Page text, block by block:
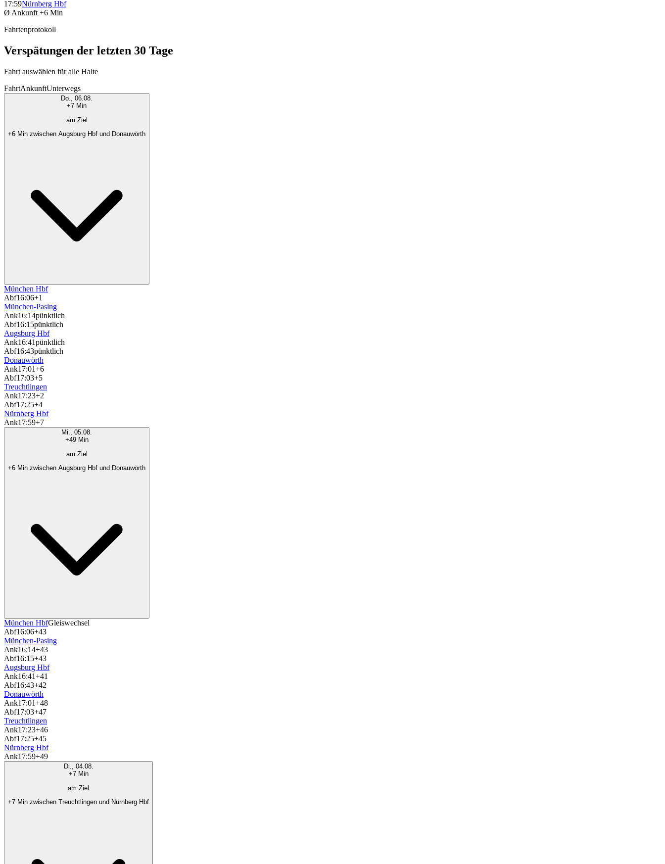
17:59Nürnberg Hbf
Ø Ankunft +6 Min
Fahrtenprotokoll
Verspätungen der letzten 30 Tage
Fahrt auswählen für alle Halte
FahrtAnkunftUnterwegs
Do., 06.08.
+7 Min
am Ziel
+6 Min zwischen Augsburg Hbf und Donauwörth
München Hbf
Abf16:06+1
München-Pasing
Ank16:14pünktlich
Abf16:15pünktlich
Augsburg Hbf
Ank16:41pünktlich
Abf16:43pünktlich
Donauwörth
Ank17:01+6
Abf17:03+5
Treuchtlingen
Ank17:23+2
Abf17:25+4
Nürnberg Hbf
Ank17:59+7
Mi., 05.08.
+49 Min
am Ziel
+6 Min zwischen Augsburg Hbf und Donauwörth
München HbfGleiswechsel
Abf16:06+43
München-Pasing
Ank16:14+43
Abf16:15+43
Augsburg Hbf
Ank16:41+41
Abf16:43+42
Donauwörth
Ank17:01+48
Abf17:03+47
Treuchtlingen
Ank17:23+46
Abf17:25+45
Nürnberg Hbf
Ank17:59+49
Di., 04.08.
+7 Min
am Ziel
+7 Min zwischen Treuchtlingen und Nürnberg Hbf